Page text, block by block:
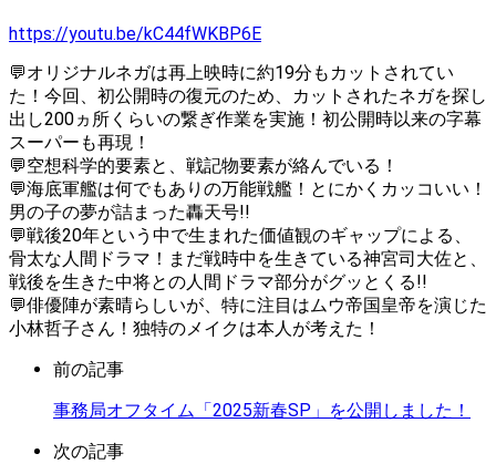
https://youtu.be/kC44fWKBP6E
💬オリジナルネガは再上映時に約19分もカットされてい
た！今回、初公開時の復元のため、カットされたネガを探し
出し200ヵ所くらいの繋ぎ作業を実施！初公開時以来の字幕
スーパーも再現！
💬空想科学的要素と、戦記物要素が絡んでいる！
💬海底軍艦は何でもありの万能戦艦！とにかくカッコいい！
男の子の夢が詰まった轟天号!!
💬戦後20年という中で生まれた価値観のギャップによる、
骨太な人間ドラマ！まだ戦時中を生きている神宮司大佐と、
戦後を生きた中将との人間ドラマ部分がグッとくる!!
💬俳優陣が素晴らしいが、特に注目はムウ帝国皇帝を演じた
小林哲子さん！独特のメイクは本人が考えた！
前の記事
事務局オフタイム「2025新春SP」を公開しました！
次の記事